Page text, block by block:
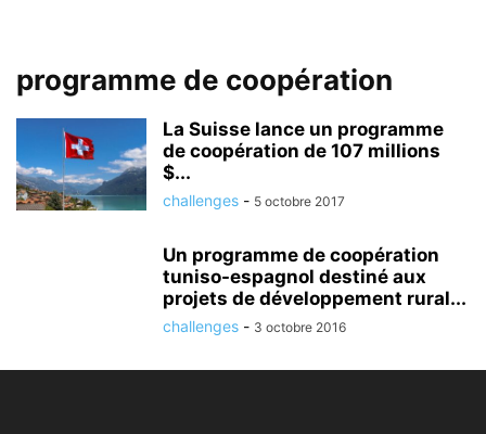
programme de coopération
La Suisse lance un programme
de coopération de 107 millions
$...
challenges - 5 octobre 2017
Un programme de coopération
tuniso-espagnol destiné aux
projets de développement rural...
challenges - 3 octobre 2016